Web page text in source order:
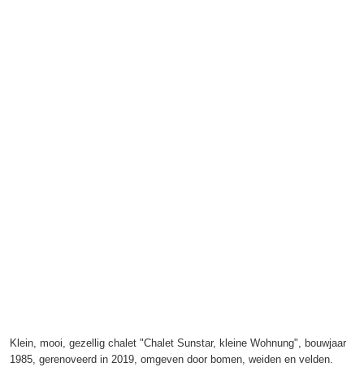
Klein, mooi, gezellig chalet "Chalet Sunstar, kleine Wohnung", bouwjaar
1985, gerenoveerd in 2019, omgeven door bomen, weiden en velden.